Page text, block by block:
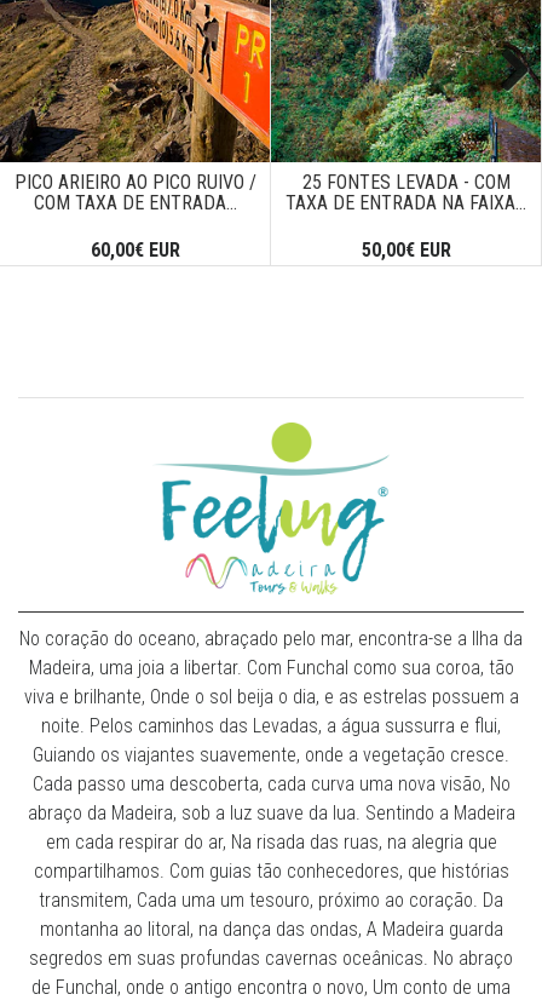
PICO ARIEIRO AO PICO RUIVO /
COM TAXA DE ENTRADA...
60,00€ EUR
25 FONTES LEVADA - COM
TAXA DE ENTRADA NA FAIXA...
50,00€ EUR
Next
No coração do oceano, abraçado pelo mar, encontra-se a Ilha da
Madeira, uma joia a libertar. Com Funchal como sua coroa, tão
viva e brilhante, Onde o sol beija o dia, e as estrelas possuem a
noite. Pelos caminhos das Levadas, a água sussurra e flui,
Guiando os viajantes suavemente, onde a vegetação cresce.
Cada passo uma descoberta, cada curva uma nova visão, No
abraço da Madeira, sob a luz suave da lua. Sentindo a Madeira
em cada respirar do ar, Na risada das ruas, na alegria que
compartilhamos. Com guias tão conhecedores, que histórias
transmitem, Cada uma um tesouro, próximo ao coração. Da
montanha ao litoral, na dança das ondas, A Madeira guarda
segredos em suas profundas cavernas oceânicas. No abraço
de Funchal, onde o antigo encontra o novo, Um conto de uma